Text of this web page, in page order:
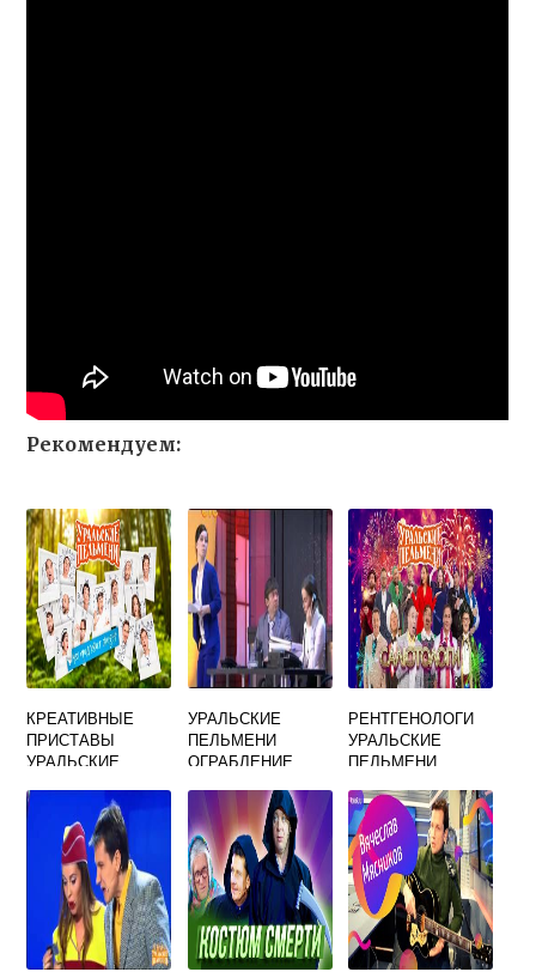
Рекомендуем:
КРЕАТИВНЫЕ
ПРИСТАВЫ
УРАЛЬСКИЕ
УРАЛЬСКИЕ
ПЕЛЬМЕНИ
ОГРАБЛЕНИЕ
СМОТРЕТЬ
РЕНТГЕНОЛОГИ
УРАЛЬСКИЕ
ПЕЛЬМЕНИ